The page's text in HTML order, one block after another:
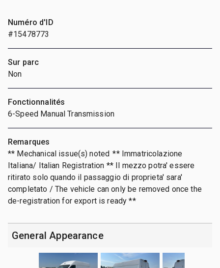
Numéro d'ID
#15478773
Sur parc
Non
Fonctionnalités
6-Speed Manual Transmission
Remarques
** Mechanical issue(s) noted ** Immatricolazione
Italiana/ Italian Registration ** Il mezzo potra' essere
ritirato solo quando il passaggio di proprieta' sara'
completato / The vehicle can only be removed once the
de-registration for export is ready **
General Appearance